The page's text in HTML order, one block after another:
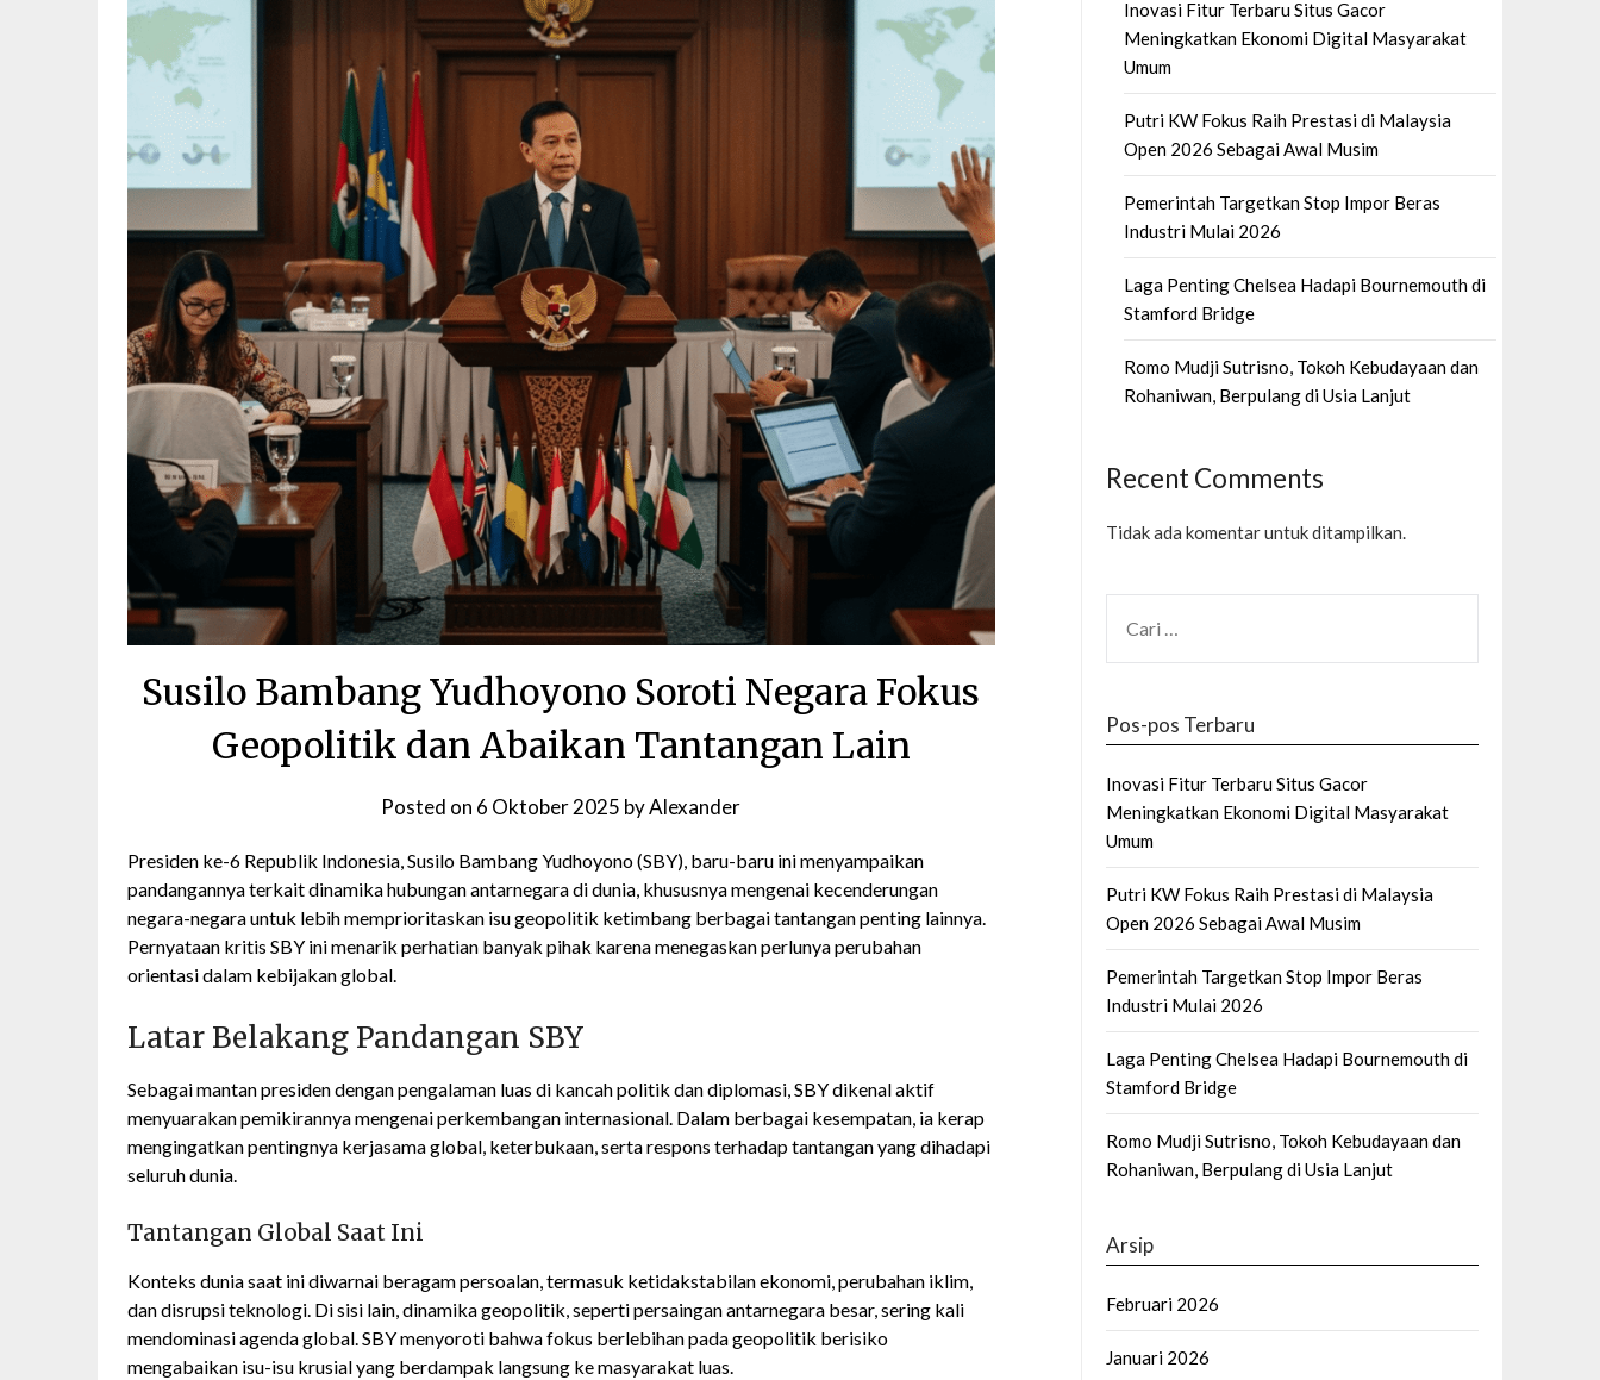
Susilo Bambang Yudhoyono Soroti Negara Fokus
Geopolitik dan Abaikan Tantangan Lain
Posted on 6 Oktober 2025 byAlexander
Presiden ke-6 Republik Indonesia, Susilo Bambang Yudhoyono (SBY), baru-baru ini menyampaikan
pandangannya terkait dinamika hubungan antarnegara di dunia, khususnya mengenai kecenderungan
negara-negara untuk lebih memprioritaskan isu geopolitik ketimbang berbagai tantangan penting lainnya.
Pernyataan kritis SBY ini menarik perhatian banyak pihak karena menegaskan perlunya perubahan
orientasi dalam kebijakan global.
Latar Belakang Pandangan SBY
Sebagai mantan presiden dengan pengalaman luas di kancah politik dan diplomasi, SBY dikenal aktif
menyuarakan pemikirannya mengenai perkembangan internasional. Dalam berbagai kesempatan, ia kerap
mengingatkan pentingnya kerjasama global, keterbukaan, serta respons terhadap tantangan yang dihadapi
seluruh dunia.
Tantangan Global Saat Ini
Konteks dunia saat ini diwarnai beragam persoalan, termasuk ketidakstabilan ekonomi, perubahan iklim,
dan disrupsi teknologi. Di sisi lain, dinamika geopolitik, seperti persaingan antarnegara besar, sering kali
mendominasi agenda global. SBY menyoroti bahwa fokus berlebihan pada geopolitik berisiko
mengabaikan isu-isu krusial yang berdampak langsung ke masyarakat luas.
Inovasi Fitur Terbaru Situs Gacor
Meningkatkan Ekonomi Digital Masyarakat
Umum
Putri KW Fokus Raih Prestasi di Malaysia
Open 2026 Sebagai Awal Musim
Pemerintah Targetkan Stop Impor Beras
Industri Mulai 2026
Laga Penting Chelsea Hadapi Bournemouth di
Stamford Bridge
Romo Mudji Sutrisno, Tokoh Kebudayaan dan
Rohaniwan, Berpulang di Usia Lanjut
Recent Comments
Tidak ada komentar untuk ditampilkan.
UNTUK:
Pos-pos Terbaru
Inovasi Fitur Terbaru Situs Gacor
Meningkatkan Ekonomi Digital Masyarakat
Umum
Putri KW Fokus Raih Prestasi di Malaysia
Open 2026 Sebagai Awal Musim
Pemerintah Targetkan Stop Impor Beras
Industri Mulai 2026
Laga Penting Chelsea Hadapi Bournemouth di
Stamford Bridge
Romo Mudji Sutrisno, Tokoh Kebudayaan dan
Rohaniwan, Berpulang di Usia Lanjut
Arsip
Februari 2026
Januari 2026